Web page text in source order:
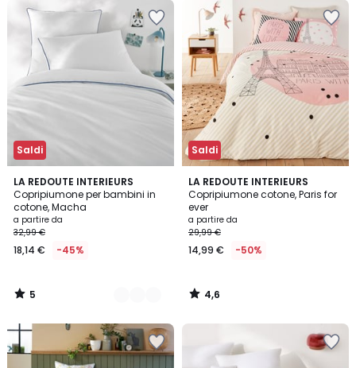
Saldi
LA REDOUTE INTERIEURS
Copripiumone per bambini in
cotone, Macha
a partire da
32,99 €
18,14 € -45%
5
/
5
7
Colori
5
/
Saldi
LA REDOUTE INTERIEURS
Copripiumone cotone, Paris for
ever
a partire da
29,99 €
14,99 € -50%
4,6
/ 5
4,6
/